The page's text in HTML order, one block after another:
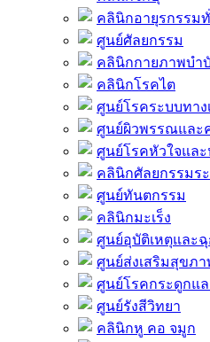
คลินิกอายุรกรรม
ศูนย์ศัลยกรรม
คลินิกกายภาพบำ
คลินิกโรคไต
ศูนย์โรคระบบทา
ศูนย์ผิวพรรณและ
ศูนย์โรคหัวใจแล
คลินิกศัลยกรรมร
ศูนย์ทันตกรรม
คลินิกมะเร็ง
ศูนย์อุบัติเหตุและ
ศูนย์ส่งเสริมสุขภา
ศูนย์โรคกระดูกแ
ศูนย์รังสีวิทยา
คลินิกหู คอ จมูก